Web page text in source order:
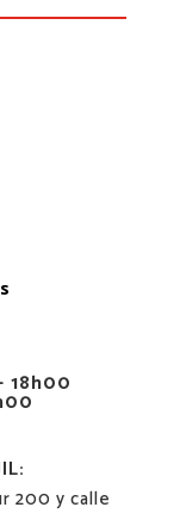
18h00
200 y calle